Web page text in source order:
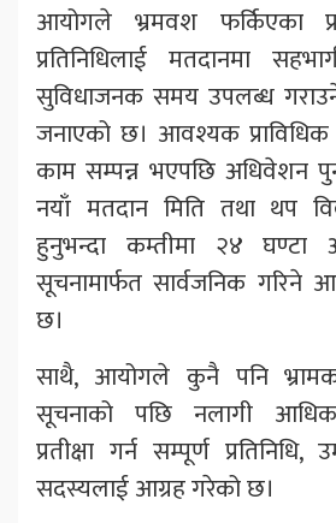
आयोगले भ्रमवश फर्किएका
प्रतिनिधिलाई मतदानमा
सुविधाजनक समय उपलब्ध
जनाएको छ। आवश्यक प्राविधिक
काम सम्पन्न भएपछि अधिवेशन
नयाँ मतदान मिति तथा थप
हुनुभन्दा कम्तीमा २४ घण्टा
सूचनामार्फत सार्वजनिक गरिने
छ।
साथै, आयोगले कुनै पनि
सूचनाको पछि नलागी
प्रतीक्षा गर्न सम्पूर्ण प्रतिनिधि,
सदस्यलाई आग्रह गरेको छ।